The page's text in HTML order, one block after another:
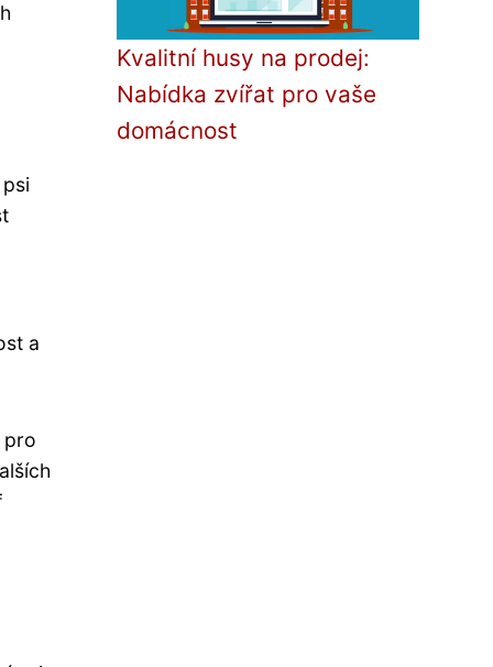
a
pro
Kvalitní husy na prodej:
Nabídka zvířat pro vaše
domácnost